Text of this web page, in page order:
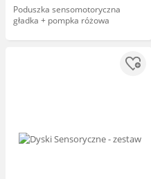
Poduszka sensomotoryczna
gładka + pompka różowa